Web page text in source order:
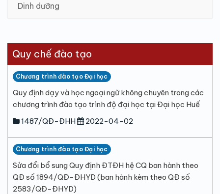
Dinh dưỡng
Quy chế đào tạo
Chương trình đào tạo Đại học
Quy định dạy và học ngoại ngữ không chuyên trong các
chương trình đào tạo trình độ đại học tại Đại học Huế
1487/QĐ-ĐHH
2022-04-02
Chương trình đào tạo Đại học
Sửa đổi bổ sung Quy định ĐTĐH hệ CQ ban hành theo
QĐ số 1894/QĐ-ĐHYD (ban hành kèm theo QĐ số
2583/QĐ-ĐHYD)